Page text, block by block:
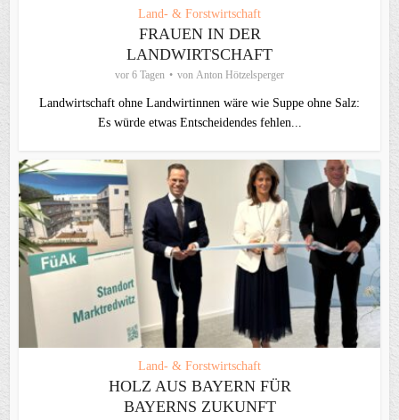
Land- & Forstwirtschaft
FRAUEN IN DER
LANDWIRTSCHAFT
vor 6 Tagen von Anton Hötzelsperger
Landwirtschaft ohne Landwirtinnen wäre wie Suppe ohne Salz:
Es würde etwas Entscheidendes fehlen...
Land- & Forstwirtschaft
HOLZ AUS BAYERN FÜR
BAYERNS ZUKUNFT